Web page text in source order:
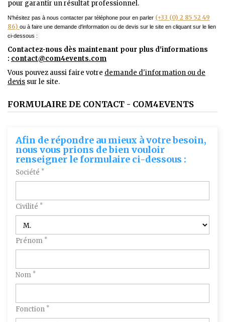
pour garantir un résultat professionnel.
N'hésitez pas à nous contacter par téléphone pour en parler (+33 (0) 2 85 52 49
86) ou à faire une demande d'information ou de devis sur le site en cliquant sur le lien
ci-dessous :
Contactez-nous dès maintenant pour plus d'informations
: contact@com4events.com
Vous pouvez aussi faire votre demande d'information ou de
devis sur le site.
FORMULAIRE DE CONTACT - COM4EVENTS
Afin de répondre au mieux à votre besoin,
nous vous prions de bien vouloir
renseigner le formulaire ci-dessous :
Société *
Civilité *
Prénom *
Nom *
Fonction *